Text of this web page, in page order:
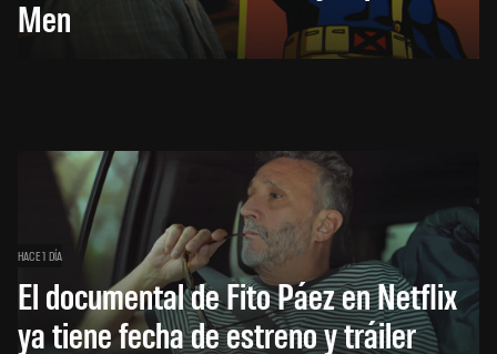
Men
HACE 1 DÍA
El documental de Fito Páez en Netflix
ya tiene fecha de estreno y tráiler